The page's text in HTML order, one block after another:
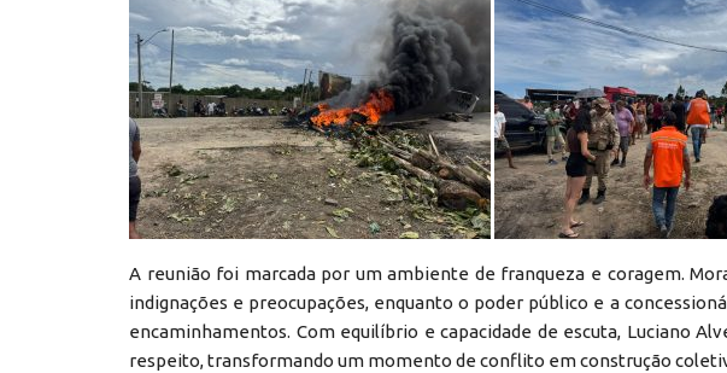
A reunião foi marcada por um ambiente de franqueza e coragem.
indignações e preocupações, enquanto o poder público e a
encaminhamentos. Com equilíbrio e capacidade de escuta, Luciano
respeito, transformando um momento de conflito em construção